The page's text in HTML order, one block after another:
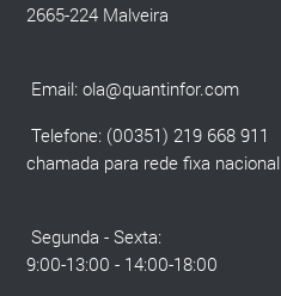
2665-224 Malveira
Email:ola@quantinfor.com
Telefone: (00351) 219 668 911
chamada para rede fixa nacional
Segunda - Sexta:
9:00-13:00 - 14:00-18:00